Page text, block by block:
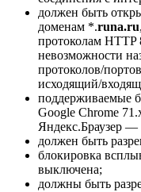
должен быть
доменам *.runa.ru,
протоколам HTTP
невозможности
протоколов/
исходящий/
поддерживаемые
Google Chrome
Яндекс.Браузер
должен быть
блокировка
выключена;
должны быть